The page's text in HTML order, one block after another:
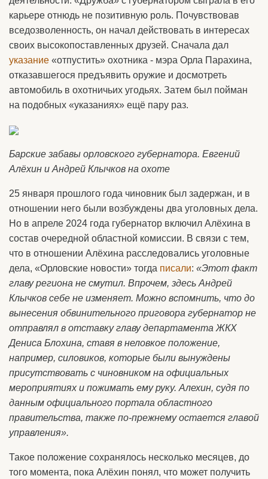
карьере отнюдь не позитивную роль. Почувствовав
вседозволенность, он начал действовать в интересах
своих высокопоставленных друзей. Сначала дал
указание «отпустить» охотника - мэра Орла Парахина,
отказавшегося предъявить оружие и досмотреть
автомобиль в охотничьих угодьях. Затем был пойман
на подобных «указаниях» ещё пару раз.
Барские забавы орловского губернатора. Евгений
Алёхин и Андрей Клычков на охоте
25 января прошлого года чиновник был задержан, и в
отношении него были возбуждены два уголовных дела.
Но в апреле 2024 года губернатор включил Алёхина в
состав очередной областной комиссии. В связи с тем,
что в отношении Алёхина расследовались уголовные
дела, «Орловские новости» тогда писали: «Этот факт
главу региона не смутил. Впрочем, здесь Андрей
Клычков себе не изменяет. Можно вспомнить, что до
вынесения обвинительного приговора губернатор не
отправлял в отставку главу департамента ЖКХ
Дениса Блохина, ставя в неловкое положение,
например, силовиков, которые были вынуждены
присутствовать с чиновником на официальных
мероприятиях и пожимать ему руку. Алехин, судя по
данным официального портала областного
правительства, также по-прежнему остается главой
управления».
Такое положение сохранялось несколько месяцев, до
того момента, пока Алёхин понял, что может получить